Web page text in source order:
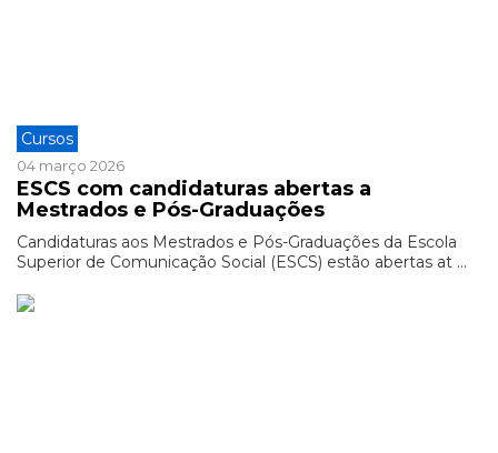
Cursos
04 março 2026
ESCS com candidaturas abertas a
Mestrados e Pós-Graduações
Candidaturas aos Mestrados e Pós-Graduações da Escola
Superior de Comunicação Social (ESCS) estão abertas at ...